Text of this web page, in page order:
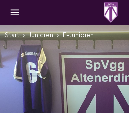
Start Junioren E-Junioren